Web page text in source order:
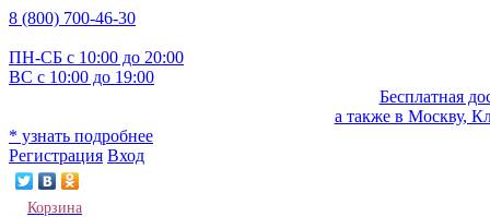
8 (800) 700-46-30
ПН-СБ с 10:00 до 20:00
ВС с 10:00 до 19:00
Бесплатная
а также в Москву,
* узнать подробнее
Регистрация Вход
Корзина